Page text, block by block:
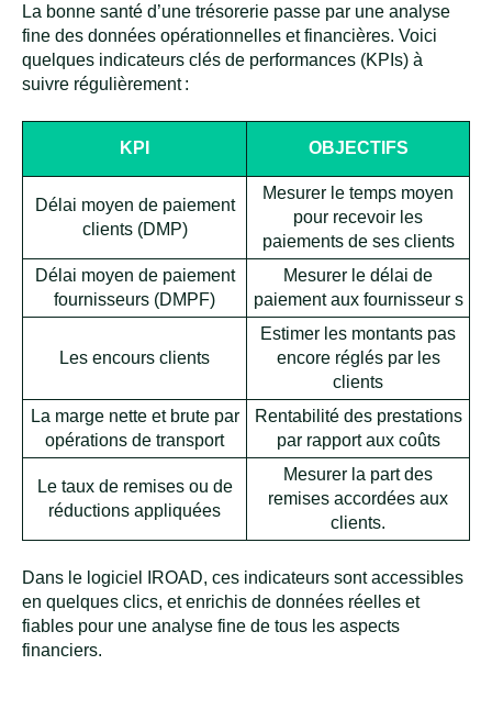
La bonne santé d’une trésorerie passe par une analyse
fine des données opérationnelles et financières. Voici
quelques indicateurs clés de performances (KPIs) à
suivre régulièrement :
KPI OBJECTIFS
Délai moyen de paiement
clients (DMP)
Mesurer le temps moyen
pour recevoir les
paiements de ses clients
Délai moyen de paiement
fournisseurs (DMPF)
Mesurer le délai de
paiement aux fournisseur s
Les encours clients
Estimer les montants pas
encore réglés par les
clients
La marge nette et brute par
opérations de transport
Rentabilité des prestations
par rapport aux coûts
Le taux de remises ou de
réductions appliquées
Mesurer la part des
remises accordées aux
clients.
Dans le logiciel IROAD, ces indicateurs sont accessibles
en quelques clics, et enrichis de données réelles et
fiables pour une analyse fine de tous les aspects
financiers.